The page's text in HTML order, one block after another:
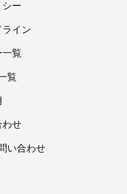
シー
イン
一覧
覧
わせ
い合わせ